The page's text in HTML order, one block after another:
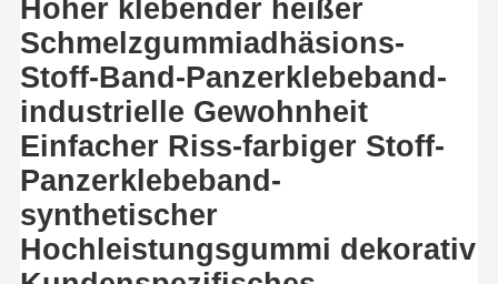
Hoher klebender heißer
Schmelzgummiadhäsions-
Stoff-Band-Panzerklebeband-
industrielle Gewohnheit
Einfacher Riss-farbiger Stoff-
Panzerklebeband-
synthetischer
Hochleistungsgummi dekorativ